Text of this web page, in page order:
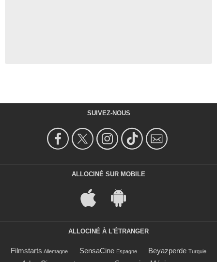
SUIVEZ-NOUS
ALLOCINÉ SUR MOBILE
ALLOCINÉ À L'ÉTRANGER
Filmstarts Allemagne SensaCine Espagne Beyazperde Turquie